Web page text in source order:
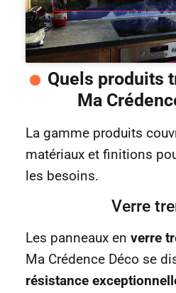
Quels produits
Ma
La gamme produits
matériaux et finitions
les besoins.
Verre
Les panneaux en verre
Ma Crédence Déco se
résistance